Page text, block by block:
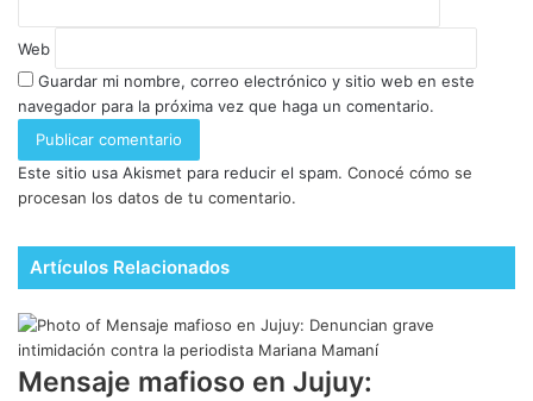
Web
Guardar mi nombre, correo electrónico y sitio web en este
navegador para la próxima vez que haga un comentario.
Este sitio usa Akismet para reducir el spam. Conocé cómo se
procesan los datos de tu comentario.
Artículos Relacionados
Mensaje mafioso en Jujuy: